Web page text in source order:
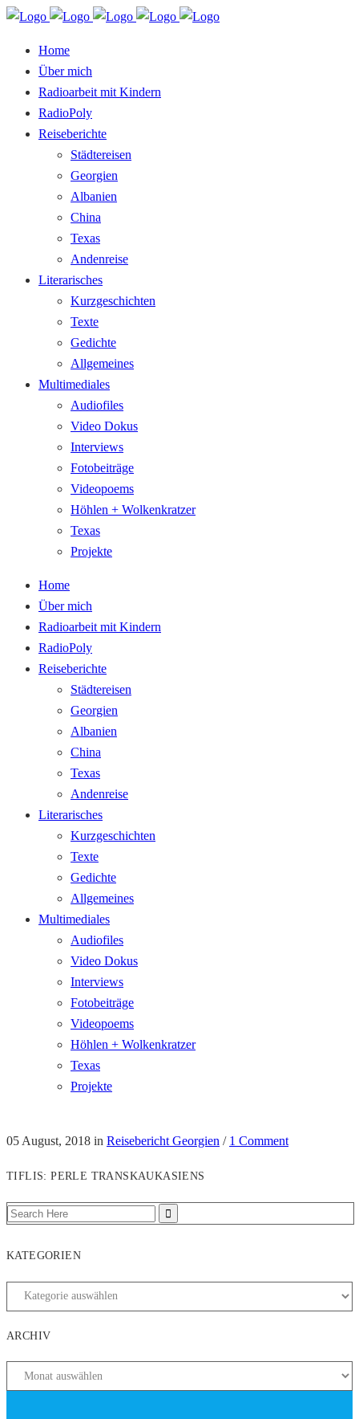
Home
Über mich
Radioarbeit mit Kindern
RadioPoly
Reiseberichte
Städtereisen
Georgien
Albanien
China
Texas
Andenreise
Literarisches
Kurzgeschichten
Texte
Gedichte
Allgemeines
Multimediales
Audiofiles
Video Dokus
Interviews
Fotobeiträge
Videopoems
Höhlen + Wolkenkratzer
Texas
Projekte
Home
Über mich
Radioarbeit mit Kindern
RadioPoly
Reiseberichte
Städtereisen
Georgien
Albanien
China
Texas
Andenreise
Literarisches
Kurzgeschichten
Texte
Gedichte
Allgemeines
Multimediales
Audiofiles
Video Dokus
Interviews
Fotobeiträge
Videopoems
Höhlen + Wolkenkratzer
Texas
Projekte
05 August, 2018 in Reisebericht Georgien / 1 Comment
TIFLIS: PERLE TRANSKAUKASIENS
KATEGORIEN
ARCHIV